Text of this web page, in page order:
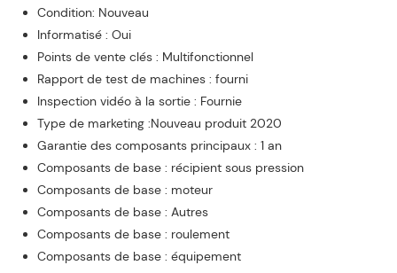
Condition: Nouveau
Informatisé : Oui
Points de vente clés : Multifonctionnel
Rapport de test de machines : fourni
Inspection vidéo à la sortie : Fournie
Type de marketing :Nouveau produit 2020
Garantie des composants principaux : 1 an
Composants de base : récipient sous pression
Composants de base : moteur
Composants de base : Autres
Composants de base : roulement
Composants de base : équipement